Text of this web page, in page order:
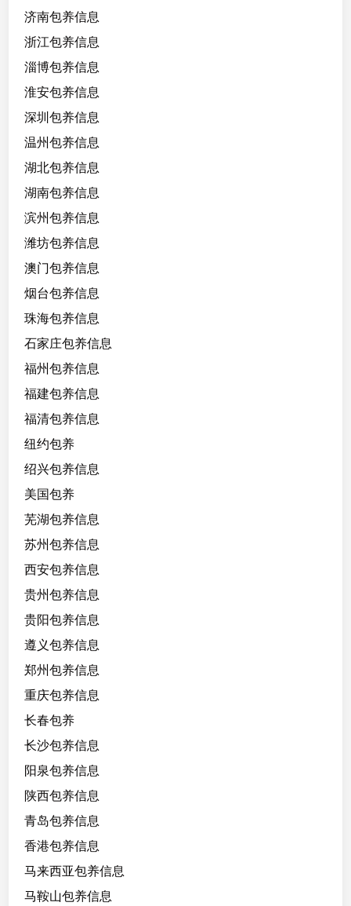
济南包养信息
浙江包养信息
淄博包养信息
淮安包养信息
深圳包养信息
温州包养信息
湖北包养信息
湖南包养信息
滨州包养信息
潍坊包养信息
澳门包养信息
烟台包养信息
珠海包养信息
石家庄包养信息
福州包养信息
福建包养信息
福清包养信息
纽约包养
绍兴包养信息
美国包养
芜湖包养信息
苏州包养信息
西安包养信息
贵州包养信息
贵阳包养信息
遵义包养信息
郑州包养信息
重庆包养信息
长春包养
长沙包养信息
阳泉包养信息
陕西包养信息
青岛包养信息
香港包养信息
马来西亚包养信息
马鞍山包养信息